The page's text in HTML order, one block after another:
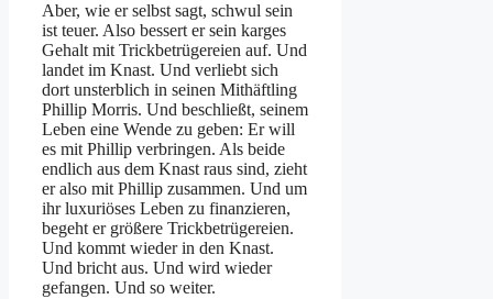
Aber, wie er selbst sagt, schwul sein
ist teuer. Also bessert er sein karges
Gehalt mit Trickbetrügereien auf. Und
landet im Knast. Und verliebt sich
dort unsterblich in seinen Mithäftling
Phillip Morris. Und beschließt, seinem
Leben eine Wende zu geben: Er will
es mit Phillip verbringen. Als beide
endlich aus dem Knast raus sind, zieht
er also mit Phillip zusammen. Und um
ihr luxuriöses Leben zu finanzieren,
begeht er größere Trickbetrügereien.
Und kommt wieder in den Knast.
Und bricht aus. Und wird wieder
gefangen. Und so weiter.